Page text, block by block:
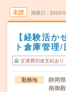
未読 掲載日 2026/
【経験活
ト倉庫管理
交通費別途支給あり
勤務地
静岡
南御